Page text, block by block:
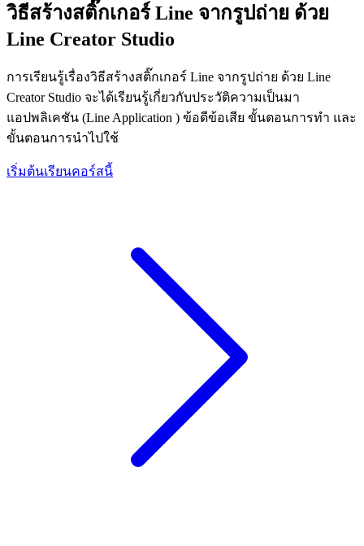
วิธีสร้างสติ๊กเกอร์ Line จากรูปถ่าย ด้วย
Line Creator Studio
การเรียนรู้เรื่องวิธีสร้างสติ๊กเกอร์ Line จากรูปถ่าย ด้วย Line
Creator Studio จะได้เรียนรู้เกี่ยวกับประวัติความเป็นมา
แอปพลิเคชัน (Line Application ) ข้อดีข้อเสีย ขั้นตอนการทำ และ
ขั้นตอนการนำไปใช้
เริ่มต้นเรียนคอร์สนี้